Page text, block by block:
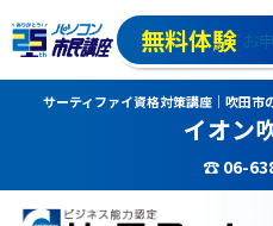
無料体験 お
サーティファイ資格対策講座｜吹田
イオン
☎ 06-